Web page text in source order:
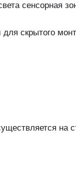
сенсорная
для скрытого
на